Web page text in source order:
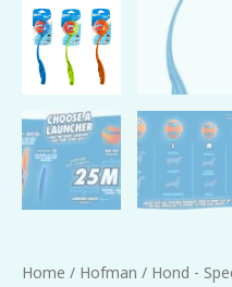
Home / Hofman / Hond -